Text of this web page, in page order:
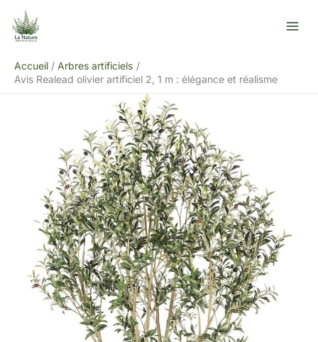
contenu
Accueil
Arbres artificiels
Avis Realead olivier artificiel 2, 1 m : élégance et réalisme
e
h